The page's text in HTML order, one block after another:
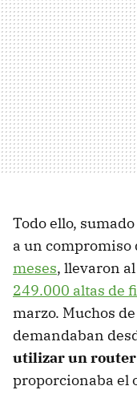
Todo ello,
a un compromiso
meses, llevaron
249.000 altas de
marzo. Muchos
demandaban
utilizar un
proporcionaba el